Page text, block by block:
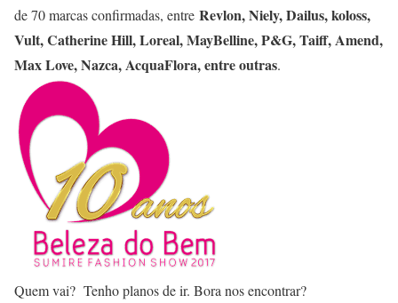
de 70 marcas confirmadas, entre Revlon, Niely, Dailus, koloss,
Vult, Catherine Hill, Loreal, MayBelline, P&G, Taiff, Amend,
Max Love, Nazca, AcquaFlora, entre outras.
Quem vai? Tenho planos de ir. Bora nos encontrar?